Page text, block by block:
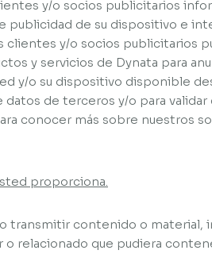
y/o socios publicitarios
publicidad de su dispositivo e
clientes y/o socios publicitarios
y servicios de Dynata para
y/o su dispositivo disponible
de terceros y/o para
conocer más sobre nuestros
proporciona.
transmitir contenido o
relacionado que pudiera